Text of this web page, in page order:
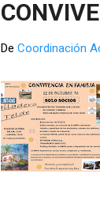
De Coordinación